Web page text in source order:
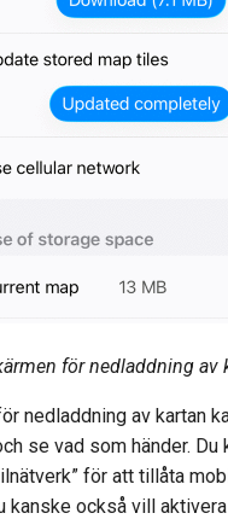
för nedladdning av
nedladdning av kartan
se vad som händer.
för att tillåta
kanske också vill